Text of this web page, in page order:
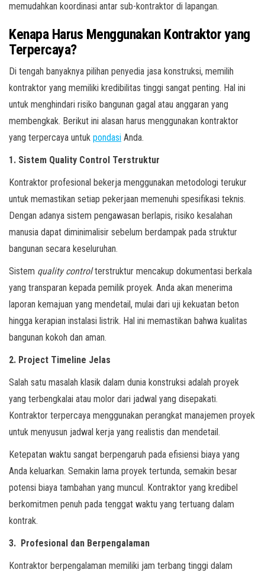
memudahkan koordinasi antar sub-kontraktor di lapangan.
Kenapa Harus Menggunakan Kontraktor yang
Terpercaya?
Di tengah banyaknya pilihan penyedia jasa konstruksi, memilih
kontraktor yang memiliki kredibilitas tinggi sangat penting. Hal ini
untuk menghindari risiko bangunan gagal atau anggaran yang
membengkak. Berikut ini alasan harus menggunakan kontraktor
yang terpercaya untuk pondasi Anda.
1. Sistem Quality Control Terstruktur
Kontraktor profesional bekerja menggunakan metodologi terukur
untuk memastikan setiap pekerjaan memenuhi spesifikasi teknis.
Dengan adanya sistem pengawasan berlapis, risiko kesalahan
manusia dapat diminimalisir sebelum berdampak pada struktur
bangunan secara keseluruhan.
Sistem quality controlterstruktur mencakup dokumentasi berkala
yang transparan kepada pemilik proyek. Anda akan menerima
laporan kemajuan yang mendetail, mulai dari uji kekuatan beton
hingga kerapian instalasi listrik. Hal ini memastikan bahwa kualitas
bangunan kokoh dan aman.
2. Project Timeline Jelas
Salah satu masalah klasik dalam dunia konstruksi adalah proyek
yang terbengkalai atau molor dari jadwal yang disepakati.
Kontraktor terpercaya menggunakan perangkat manajemen proyek
untuk menyusun jadwal kerja yang realistis dan mendetail.
Ketepatan waktu sangat berpengaruh pada efisiensi biaya yang
Anda keluarkan. Semakin lama proyek tertunda, semakin besar
potensi biaya tambahan yang muncul. Kontraktor yang kredibel
berkomitmen penuh pada tenggat waktu yang tertuang dalam
kontrak.
3. Profesional dan Berpengalaman
Kontraktor berpengalaman memiliki jam terbang tinggi dalam